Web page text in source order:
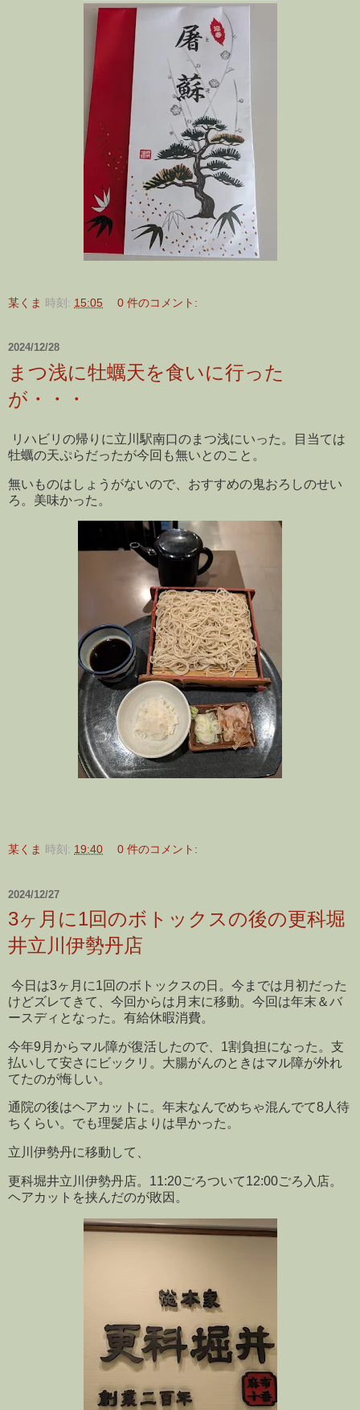
某くま 時刻: 15:05 0 件のコメント:
2024/12/28
まつ浅に牡蠣天を食いに行った
が・・・
リハビリの帰りに立川駅南口のまつ浅にいった。目当ては
牡蠣の天ぷらだったが今回も無いとのこと。
無いものはしょうがないので、おすすめの鬼おろしのせい
ろ。美味かった。
某くま 時刻: 19:40 0 件のコメント:
2024/12/27
3ヶ月に1回のボトックスの後の更科堀
井立川伊勢丹店
今日は3ヶ月に1回のボトックスの日。今までは月初だった
けどズレてきて、今回からは月末に移動。今回は年末＆バ
ースディとなった。有給休暇消費。
今年9月からマル障が復活したので、1割負担になった。支
払いして安さにビックリ。大腸がんのときはマル障が外れ
てたのが悔しい。
通院の後はヘアカットに。年末なんでめちゃ混んでて8人待
ちくらい。でも理髪店よりは早かった。
立川伊勢丹に移動して、
更科堀井立川伊勢丹店。11:20ごろついて12:00ごろ入店。
ヘアカットを挟んだのが敗因。